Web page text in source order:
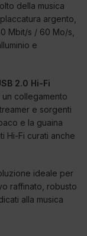
della musica
argento,
Mbit/s / 60 Mo/s,
e
2.0 Hi-Fi
collegamento
e sorgenti
e la guaina
Hi-Fi curati anche
ideale per
raffinato, robusto
alla musica